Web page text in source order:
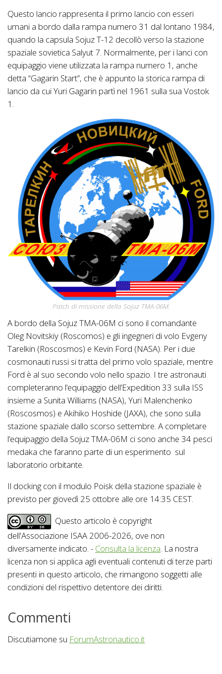
Questo lancio rappresenta il primo lancio con esseri
umani a bordo dalla rampa numero 31 dal lontano 1984,
quando la capsula Sojuz T-12 decollò verso la stazione
spaziale sovietica Salyut 7. Normalmente, per i lanci con
equipaggio viene utilizzata la rampa numero 1, anche
detta “Gagarin Start”, che è appunto la storica rampa di
lancio da cui Yuri Gagarin partì nel 1961 sulla sua Vostok
1.
Patch di missione della Sojuz TMA-06M.
A bordo della Sojuz TMA-06M ci sono il comandante
Oleg Novitskiy (Roscomos) e gli ingegneri di volo Evgeny
Tarelkin (Roscosmos) e Kevin Ford (NASA). Per i due
cosmonauti russi si tratta del primo volo spaziale, mentre
Ford è al suo secondo volo nello spazio. I tre astronauti
completeranno l’equipaggio dell’Expedition 33 sulla ISS
insieme a Sunita Williams (NASA), Yuri Malenchenko
(Roscosmos) e Akihiko Hoshide (JAXA), che sono sulla
stazione spaziale dallo scorso settembre. A completare
l’equipaggio della Sojuz TMA-06M ci sono anche 34 pesci
medaka che faranno parte di un esperimento sul
laboratorio orbitante.
Il docking con il modulo Poisk della stazione spaziale è
previsto per giovedì 25 ottobre alle ore 14:35 CEST.
Questo articolo è copyright
dell'Associazione ISAA 2006-2026, ove non
diversamente indicato. - Consulta la licenza. La nostra
licenza non si applica agli eventuali contenuti di terze parti
presenti in questo articolo, che rimangono soggetti alle
condizioni del rispettivo detentore dei diritti.
Commenti
Discutiamone su ForumAstronautico.it